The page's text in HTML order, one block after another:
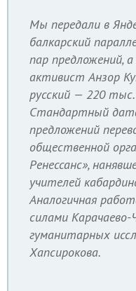
Мы передали в
балкарский
пар предложений,
активист Анзор
русский — 220
Стандартный
предложений
общественной
Ренессанс»,
учителей
Аналогичная
силами
гуманитарных
Хапсирокова.